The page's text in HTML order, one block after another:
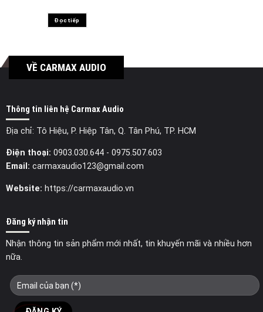
Đọc tiếp
VỀ CARMAX AUDIO
Thông tin liên hệ Carmax Audio
Địa chỉ: Tô Hiệu, P. Hiệp Tân, Q. Tân Phú, TP. HCM
Điện thoại: 0903.030.644- 0975.507.603
Email: carmaxaudio123@gmail.com
Website: https://carmaxaudio.vn
Đăng ký nhận tin
Nhận thông tin sản phẩm mới nhất, tin khuyến mãi và nhiều hơn
nữa.